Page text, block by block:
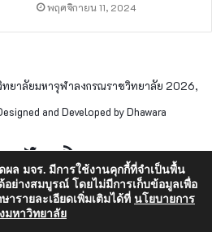
พฤศจิกายน 11, 2024
ทยาลัยมหาจุฬาลงกรณราชวิทยาลัย 2026,
and Developed by Dhawara
TwitterRSS
ผล มจร. มีการใช้งานคุกกี้ที่จำเป็นพื้น
อย่างสมบูรณ์ โดยไม่มีการเก็บข้อมูลเพื่อ
รายละเอียดเพิ่มเติมได้ที่ นโยบายการ
หาวิทยาลัย